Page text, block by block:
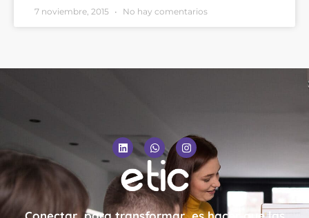
7 noviembre, 2015 No hay comentarios